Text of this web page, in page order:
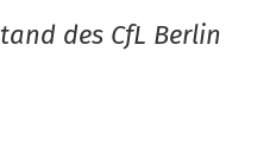
des CfL Berlin